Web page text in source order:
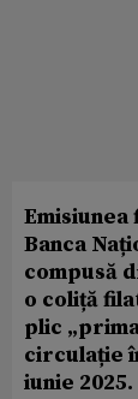
Banca
compusă
o coliță
plic
circulație
iunie 2025.